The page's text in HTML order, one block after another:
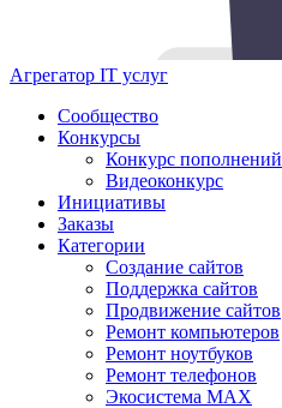
Агрегатор IT услуг
Сообщество
Конкурсы
Конкурс пополнений
Видеоконкурс
Инициативы
Заказы
Категории
Создание сайтов
Поддержка сайтов
Продвижение сайтов
Ремонт компьютеров
Ремонт ноутбуков
Ремонт телефонов
Экосистема MAX